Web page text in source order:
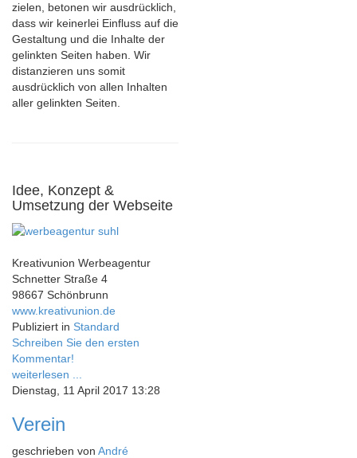
zielen, betonen wir ausdrücklich,
dass wir keinerlei Einfluss auf die
Gestaltung und die Inhalte der
gelinkten Seiten haben. Wir
distanzieren uns somit
ausdrücklich von allen Inhalten
aller gelinkten Seiten.
Idee, Konzept &
Umsetzung der Webseite
Kreativunion Werbeagentur
Schnetter Straße 4
98667 Schönbrunn
www.kreativunion.de
Publiziert in Standard
Schreiben Sie den ersten
Kommentar!
weiterlesen ...
Dienstag, 11 April 2017 13:28
Verein
geschrieben von André